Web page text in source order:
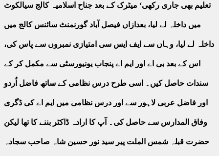
تعلیم بھی جاری رکھی‘ میٹرک کے بعد جناح اسلامیہ کالج سیالکوٹ
میں داخلہ لے لیا، بعدازاں فیصل آباد گورنمنٹ سائنس کالج میں
داخلہ لے لیا، وہاں سے ایف ایس سی امتیازی نمبروں سے پاس کی،
اس کے بعد بی اے اور ایم اے پنجاب یونیورسٹی سے مکمل کر کے
سندات حاصل کیں۔ اسی طرح درس نظامی کے ساتھ فاضل اُردو
اور فاضل عربی لاہور سے اور درس نظامی میں ایم اے کی ڈگری
وفاق المدارس سے حاصل کی۔ آپ کا ارادہ ڈاکٹر بننے کا تھا لیکن
حضرت قبلہ شمس الملت پیر سید نور حسین شاہ صاحب سجادہ